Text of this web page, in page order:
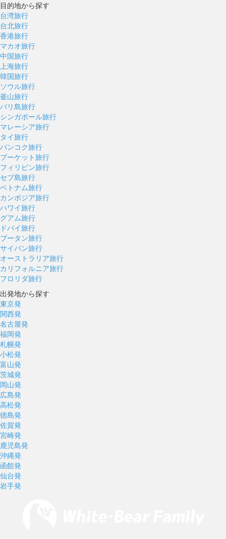
目的地から探す
台湾旅行
台北旅行
香港旅行
マカオ旅行
中国旅行
上海旅行
韓国旅行
ソウル旅行
釜山旅行
バリ島旅行
シンガポール旅行
マレーシア旅行
タイ旅行
バンコク旅行
プーケット旅行
フィリピン旅行
セブ島旅行
ベトナム旅行
カンボジア旅行
ハワイ旅行
グアム旅行
ドバイ旅行
ブータン旅行
サイパン旅行
オーストラリア旅行
カリフォルニア旅行
フロリダ旅行
出発地から探す
東京発
関西発
名古屋発
福岡発
札幌発
小松発
富山発
茨城発
岡山発
広島発
高松発
徳島発
佐賀発
宮崎発
鹿児島発
沖縄発
函館発
仙台発
岩手発